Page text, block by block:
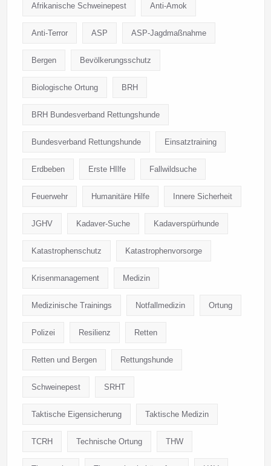
Afrikanische Schweinepest Anti-Amok
Anti-Terror ASP ASP-Jagdmaßnahme
Bergen Bevölkerungsschutz
Biologische Ortung BRH
BRH Bundesverband Rettungshunde
Bundesverband Rettungshunde Einsatztraining
Erdbeben Erste HIlfe Fallwildsuche
Feuerwehr Humanitäre Hilfe Innere Sicherheit
JGHV Kadaver-Suche Kadaverspürhunde
Katastrophenschutz Katastrophenvorsorge
Krisenmanagement Medizin
Medizinische Trainings Notfallmedizin Ortung
Polizei Resilienz Retten
Retten und Bergen Rettungshunde
Schweinepest SRHT
Taktische Eigensicherung Taktische Medizin
TCRH Technische Ortung THW